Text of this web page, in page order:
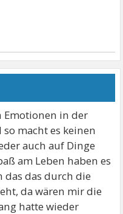
Emotionen in der
macht es keinen
auch auf Dinge
am Leben haben es
das das durch die
da wären mir die
hatte wieder